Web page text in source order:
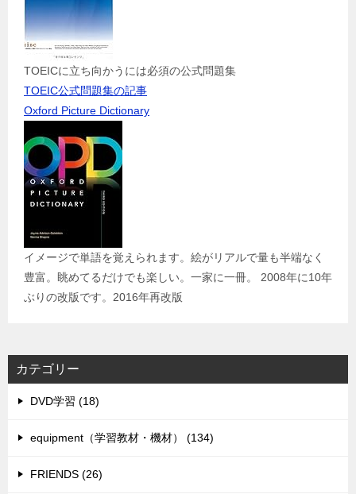
TOEICに立ち向かうには必須の公式問題集
TOEIC公式問題集の記事
Oxford Picture Dictionary
イメージで単語を覚えられます。絵がリアルで量も半端なく
豊富。眺めてるだけでも楽しい。一家に一冊。 2008年に10年
ぶりの改版です。2016年再改版
カテゴリー
DVD学習 (18)
equipment（学習教材・機材） (134)
FRIENDS (26)